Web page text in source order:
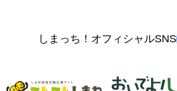
しまっち！オフィシャルSNS